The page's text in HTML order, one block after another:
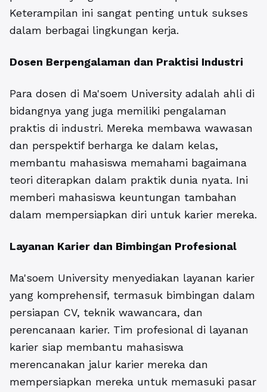
Keterampilan ini sangat penting untuk sukses
dalam berbagai lingkungan kerja.
Dosen Berpengalaman dan Praktisi Industri
Para dosen di Ma'soem University adalah ahli di
bidangnya yang juga memiliki pengalaman
praktis di industri. Mereka membawa wawasan
dan perspektif berharga ke dalam kelas,
membantu mahasiswa memahami bagaimana
teori diterapkan dalam praktik dunia nyata. Ini
memberi mahasiswa keuntungan tambahan
dalam mempersiapkan diri untuk karier mereka.
Layanan Karier dan Bimbingan Profesional
Ma'soem University menyediakan layanan karier
yang komprehensif, termasuk bimbingan dalam
persiapan CV, teknik wawancara, dan
perencanaan karier. Tim profesional di layanan
karier siap membantu mahasiswa
merencanakan jalur karier mereka dan
mempersiapkan mereka untuk memasuki pasar